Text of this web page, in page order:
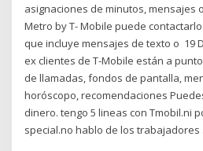
asignaciones de minutos, mensajes
Metro by T- Mobile puede
que incluye mensajes de texto o 19
ex clientes de T-Mobile están a
de llamadas, fondos de pantalla,
horóscopo, recomendaciones
dinero. tengo 5 lineas con Tmobil.ni
special.no hablo de los trabajadores